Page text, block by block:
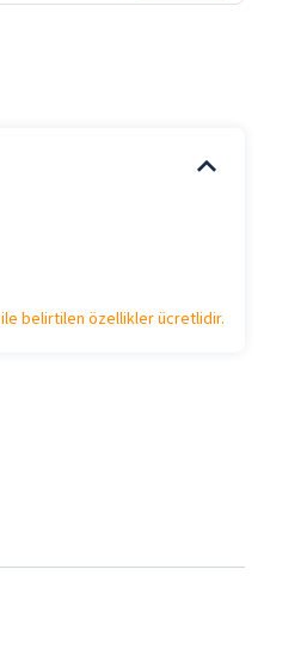
ile belirtilen özellikler ücretlidir.